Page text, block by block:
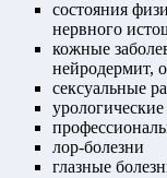
состояния
нервного
кожные
нейродермит,
сексуальные
лор-болезни
глазные